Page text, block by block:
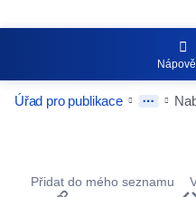
Úřad pro publikace
Procurement
Přidat do mého seznamu